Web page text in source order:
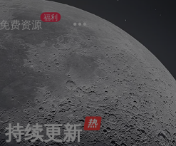
免费资源福利
续更新